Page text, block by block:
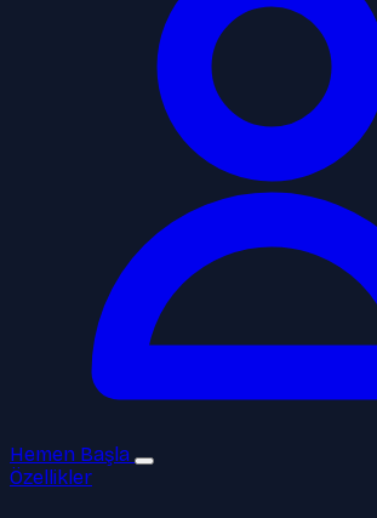
Hemen Başla
Özellikler